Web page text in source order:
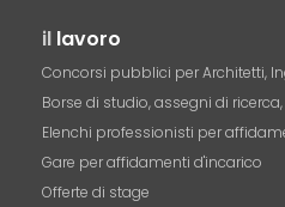
il lavoro
Concorsi pubblici per Architetti,
Borse di studio, assegni di
Elenchi professionisti per
Gare per affidamenti d'incarico
Offerte di stage